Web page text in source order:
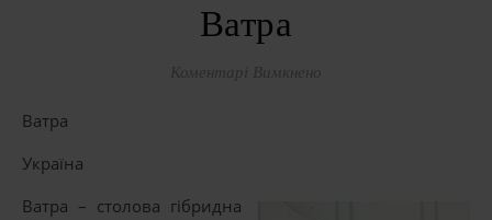
Ватра
Коментарі Вимкнено
Ватра
Україна
Ватра – столова гібридна